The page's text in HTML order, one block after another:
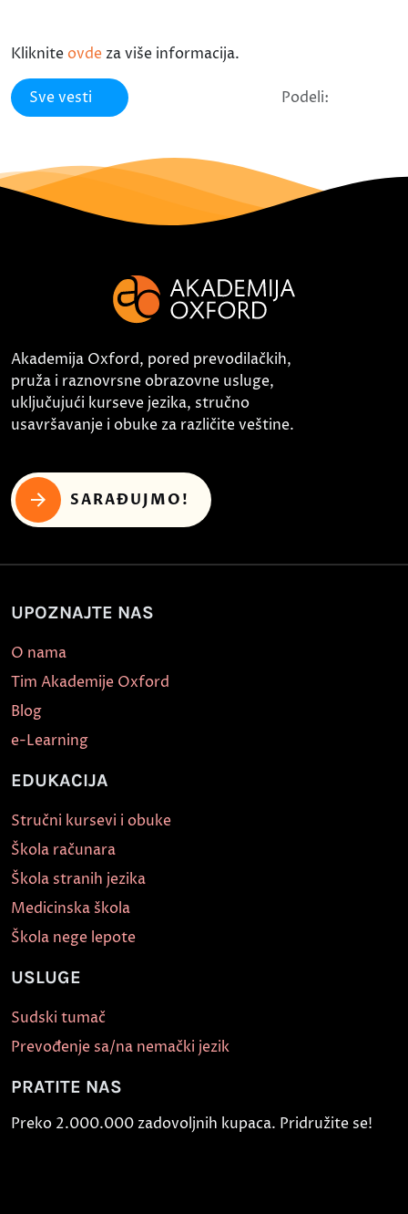
Kliknite ovde za više informacija.
Sve vesti Podeli:
Akademija Oxford, pored prevodilačkih,
pruža i raznovrsne obrazovne usluge,
uključujući kurseve jezika, stručno
usavršavanje i obuke za različite veštine.
SARAĐUJMO!
UPOZNAJTE NAS
O nama
Tim Akademije Oxford
Blog
e-Learning
EDUKACIJA
Stručni kursevi i obuke
Škola računara
Škola stranih jezika
Medicinska škola
Škola nege lepote
USLUGE
Sudski tumač
Prevođenje sa/na nemački jezik
PRATITE NAS
Preko 2.000.000 zadovoljnih kupaca. Pridružite se!